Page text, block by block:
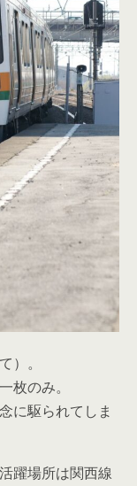
）。
枚のみ。
に駆られてしま
躍場所は関西線